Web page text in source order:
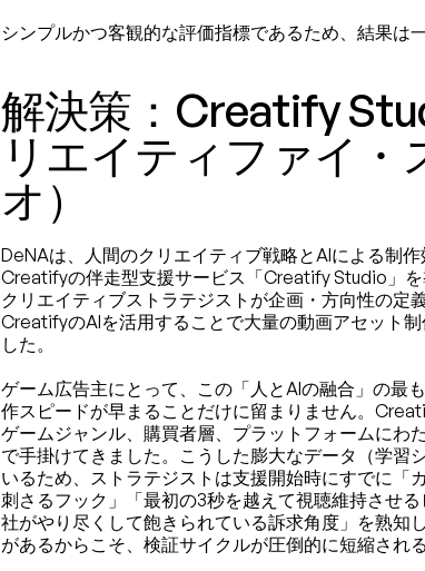
シンプルかつ客観的な評価指標であるため、結果は
解決策：Creatify
リエイティファイ・
オ）
DeNAは、人間のクリエイティブ戦略とAIによる制
Creatifyの伴走型支援サービス「Creatify Studio 」
クリエイティブストラテジストが企画・方向性の定
CreatifyのAIを活用することで大量の動画アセット
した。
ゲーム広告主にとって、この「人とAIの融合」の最
作スピードが早まることだけに留まりません。
ゲームジャンル、購買者層、プラットフォームにわ
で手掛けてきました。こうした膨大なデータ（学習
いるため、ストラテジストは支援開始時にすでに「
刺さるフック」「最初の3秒を越えて視聴維持させ
社がやり尽くして飽きられている訴求角度」を熟知
があるからこそ、検証サイクルが圧倒的に短縮される